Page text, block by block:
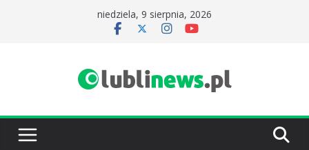
niedziela, 9 sierpnia, 2026